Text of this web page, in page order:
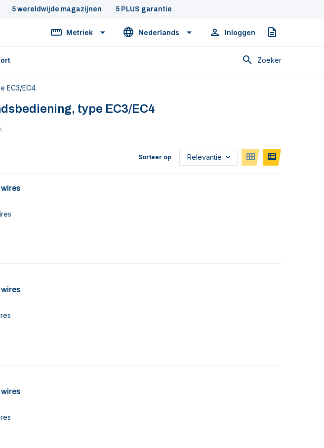
5 wereldwijde magazijnen 5 PLUS garantie
Metriek Nederlands Inloggen Offerte
Zoeken
EC3/EC4
type EC3/EC4
Sorteer op